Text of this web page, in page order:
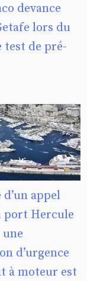
devance
lors du
test de pré-
d’un appel
port Hercule
une
d’urgence
à moteur est